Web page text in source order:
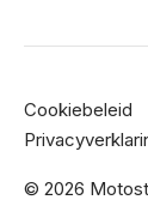
Cookiebeleid
© 2026